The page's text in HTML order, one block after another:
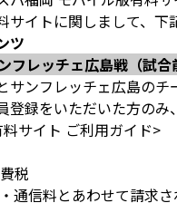
サイトに関しまして、
ツ
フレッチェ広島戦（試
サンフレッチェ広島のチ
録をいただいた方のみ
サイト ご利用ガイド>
税
通信料とあわせて請求さ